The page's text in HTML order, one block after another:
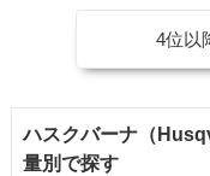
4位以
ハスクバーナ（
量別で探す